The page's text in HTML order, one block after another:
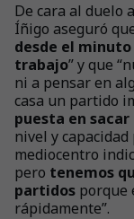
De cara al duelo
Íñigo aseguró
desde el
trabajo” y que
ni a pensar en
casa un partido
puesta en
nivel y capacidad
mediocentro
pero tenemos
partidos porque
rápidamente”.